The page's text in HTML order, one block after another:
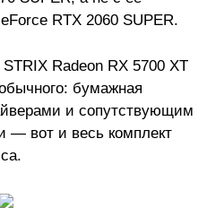
RTX 2060 SUPER.
Radeon RX 5700 XT
бумажная
и сопутствующим
— вот и весь комплект